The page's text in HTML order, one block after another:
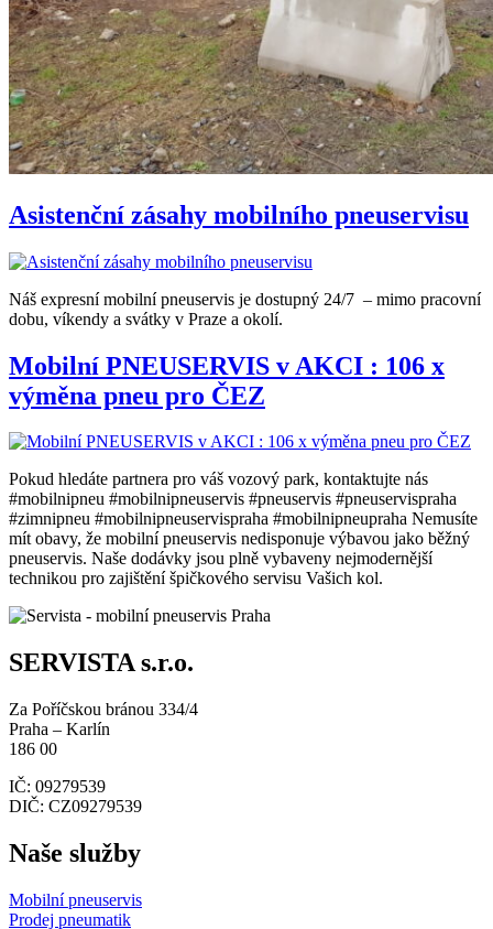
Asistenční zásahy mobilního pneuservisu
Náš expresní mobilní pneuservis je dostupný 24/7 – mimo pracovní
dobu, víkendy a svátky v Praze a okolí.
Mobilní PNEUSERVIS v AKCI : 106 x
výměna pneu pro ČEZ
Pokud hledáte partnera pro váš vozový park, kontaktujte nás
#mobilnipneu #mobilnipneuservis #pneuservis #pneuservispraha
#zimnipneu #mobilnipneuservispraha #mobilnipneupraha Nemusíte
mít obavy, že mobilní pneuservis nedisponuje výbavou jako běžný
pneuservis. Naše dodávky jsou plně vybaveny nejmodernější
technikou pro zajištění špičkového servisu Vašich kol.
SERVISTA s.r.o.
Za Poříčskou bránou 334/4
Praha – Karlín
186 00
IČ: 09279539
DIČ: CZ09279539
Naše služby
Mobilní pneuservis
Prodej pneumatik